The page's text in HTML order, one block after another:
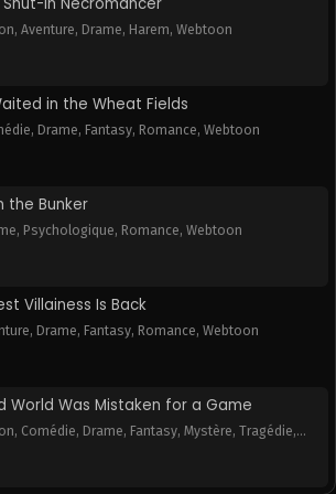
Chapitre 39
Chapitre 37
September 27, 2025
Chapitre 33
Chapitre 31
September 27, 2025
Chapitre 27
, Aventure, Drame, Harem, Webtoon
in the Wheat Fields
, Drame, Fantasy, Romance, Webtoon
the Bunker
, Psychologique, Romance, Webtoon
Villainess Is Back
, Drame, Fantasy, Romance, Webtoon
World Was Mistaken for a Game
, Comédie, Drame, Fantasy, Mystère, Tragédie,